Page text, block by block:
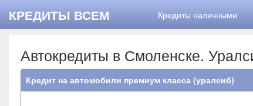
КРЕДИТЫ ВСЕМ Кредиты наличными
Автокредиты в Смоленске.
Кредит на автомобили премиум класса (уралсиб)